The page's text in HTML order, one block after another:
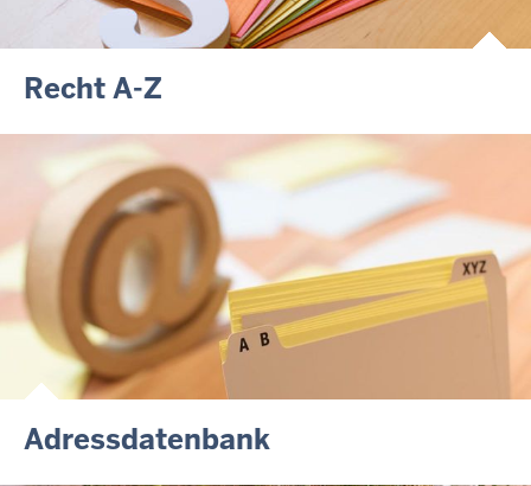
Recht A-Z
Adressdatenbank